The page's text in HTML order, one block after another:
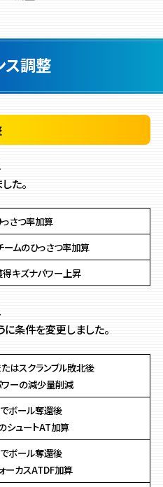
ス調整
た。
さつ率加算
ムのひっさつ率加算
キズナパワー上昇
条件を変更しました。
はスクランブル敗北後
ーの減少量削減
ボール奪還後
シュートAT加算
ボール奪還後
ーカスATDF加算